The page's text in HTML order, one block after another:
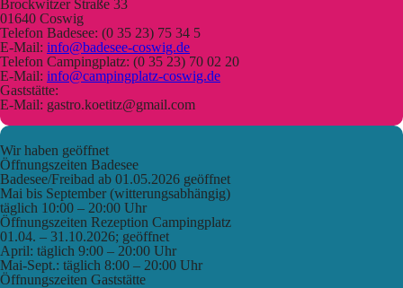
Brockwitzer Straße 33
01640 Coswig
Telefon Badesee: (0 35 23) 75 34 5
E-Mail: info@badesee-coswig.de
Telefon Campingplatz: (0 35 23) 70 02 20
E-Mail: info@campingplatz-coswig.de
Gaststätte:
E-Mail: gastro.koetitz@gmail.com
Wir haben geöffnet
Öffnungszeiten Badesee
Badesee/Freibad ab 01.05.2026 geöffnet
Mai bis September (witterungsabhängig)
täglich 10:00 – 20:00 Uhr
Öffnungszeiten Rezeption Campingplatz
01.04. – 31.10.2026; geöffnet
April: täglich 9:00 – 20:00 Uhr
Mai-Sept.: täglich 8:00 – 20:00 Uhr
Öffnungszeiten Gaststätte